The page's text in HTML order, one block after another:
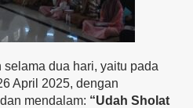
selama dua hari, yaitu pada
April 2025, dengan
dan mendalam: “Udah Sholat